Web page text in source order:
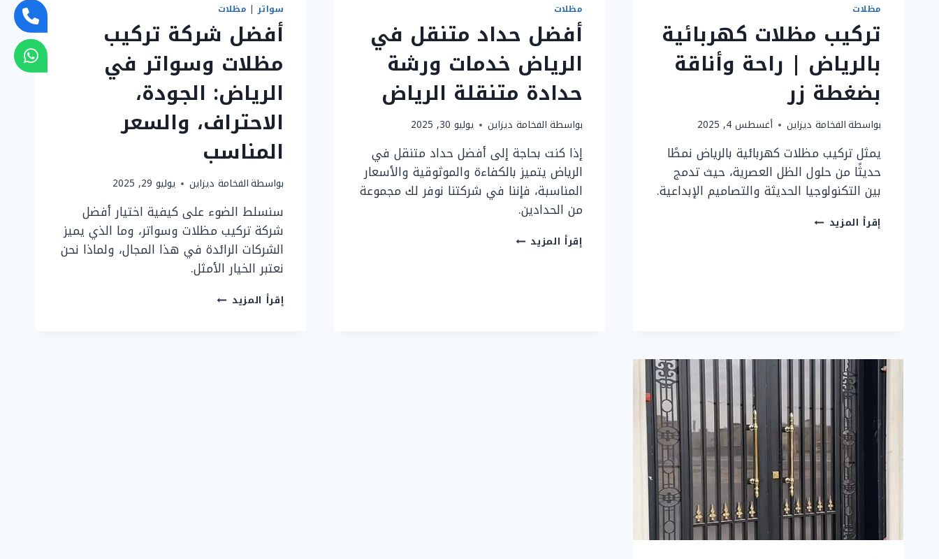
مظلات
تركيب مظلات كهربائية
بالرياض | راحة وأناقة
بضغطة زر
بواسطةالفخامة ديزاين أغسطس 4, 2025
يمثل تركيب مظلات كهربائية بالرياض نمطًا
حديثًا من حلول الظل العصرية، حيث تدمج
بين التكنولوجيا الحديثة والتصاميم الإبداعية.
إقرأ المزيد تركيب
مظلات
أفضل حداد متنقل في
الرياض خدمات ورشة
حدادة متنقلة الرياض
بواسطة الفخامة ديزاين يوليو 30, 2025
إذا كنت بحاجة إلى أفضل حداد متنقل في
الرياض يتميز بالكفاءة والموثوقية والأسعار
المناسبة، فإننا في شركتنا نوفر لك مجموعة
من الحدادين.
إقرأ المزيد أفضل
سواتر| مظلات
أفضل شركة تركيب
مظلات وسواتر في
الرياض: الجودة،
الاحتراف، والسعر
المناسب
بواسطةالفخامة ديزاين يوليو 29, 2025
سنسلط الضوء على كيفية اختيار أفضل
شركة تركيب مظلات وسواتر، وما الذي يميز
الشركات الرائدة في هذا المجال، ولماذا نحن
نعتبر الخيار الأمثل.
إقرأ المزيد أفضل